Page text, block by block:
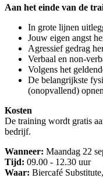
Aan het einde van de
In grote lijnen
Jouw eigen angst
Agressief gedrag
Verbaal en non-
Volgens het
De belangrijkste
(onopvallend)
Kosten
De training wordt gratis
bedrijf.
Wanneer: Maandag 22
Tijd: 09.00 - 12.30 uur
Waar: Biercafé